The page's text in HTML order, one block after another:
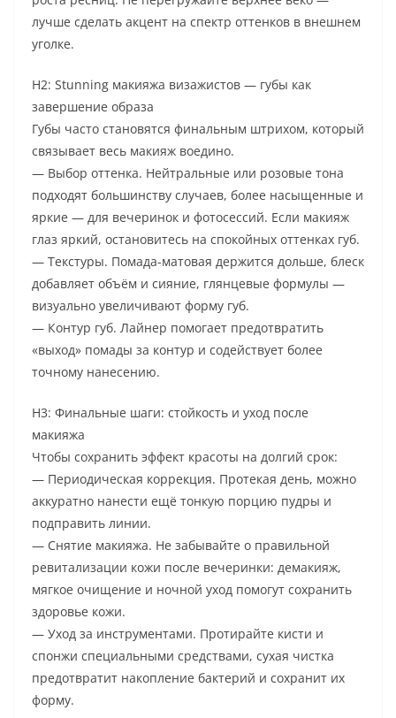
лучше сделать акцент на спектр оттенков в внешнем
уголке.
H2: Stunning макияжа визажистов — губы как
завершение образа
Губы часто становятся финальным штрихом, который
связывает весь макияж воедино.
— Выбор оттенка. Нейтральные или розовые тона
подходят большинству случаев, более насыщенные и
яркие — для вечеринок и фотосессий. Если макияж
глаз яркий, остановитесь на спокойных оттенках губ.
— Текстуры. Помада-матовая держится дольше, блеск
добавляет объём и сияние, глянцевые формулы —
визуально увеличивают форму губ.
— Контур губ. Лайнер помогает предотвратить
«выход» помады за контур и содействует более
точному нанесению.
H3: Финальные шаги: стойкость и уход после
макияжа
Чтобы сохранить эффект красоты на долгий срок:
— Периодическая коррекция. Протекая день, можно
аккуратно нанести ещё тонкую порцию пудры и
подправить линии.
— Снятие макияжа. Не забывайте о правильной
ревитализации кожи после вечеринки: демакияж,
мягкое очищение и ночной уход помогут сохранить
здоровье кожи.
— Уход за инструментами. Протирайте кисти и
спонжи специальными средствами, сухая чистка
предотвратит накопление бактерий и сохранит их
форму.